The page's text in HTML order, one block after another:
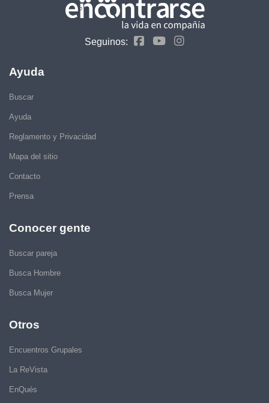
Seguinos:
Ayuda
Buscar
Ayuda
Reglamento y Privacidad
Mapa del sitio
Contacto
Prensa
Conocer gente
Buscar pareja
Busca Hombre
Busca Mujer
Otros
Encuentros Grupales
La ReVista
EnQués